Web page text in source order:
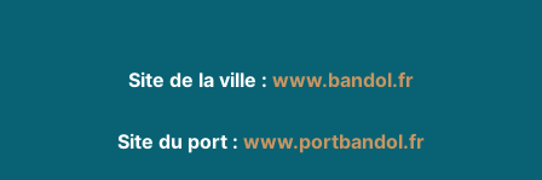
Site de la ville : www.bandol.fr
Site du port : www.portbandol.fr